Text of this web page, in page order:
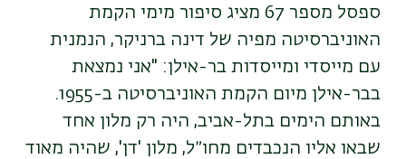
ספסל מספר 67 מציג סיפור מימי הקמת
האוניברסיטה מפיה של דינה ברניקר, הנמנית
עם מייסדי ומייסדות בר-אילן: "אני נמצאת
בבר-אילן מיום הקמת האוניברסיטה ב-1955.
באותם הימים בתל-אביב, היה רק מלון אחד
שבאו אליו הנכבדים מחו״ל, מלון 'דן', שהיה מאוד